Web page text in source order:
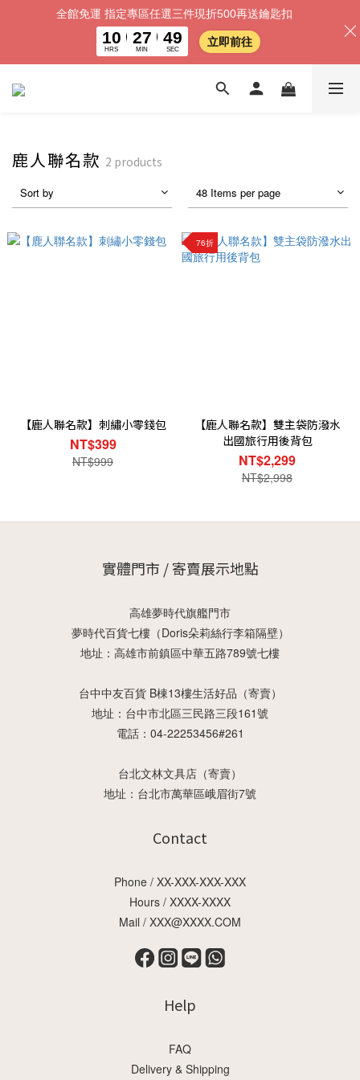
鹿人聯名款 2 products
Sort by 48 Items per page
【鹿人聯名款】刺繡小零錢包
NT$399
NT$999
76折
【鹿人聯名款】雙主袋防潑水
出國旅行用後背包
NT$2,299
NT$2,998
實體門市 / 寄賣展示地點
高雄夢時代旗艦門市
夢時代百貨七樓（Doris朵莉絲行李箱隔壁）
地址：高雄市前鎮區中華五路789號七樓
台中中友百貨 B棟13樓生活好品（寄賣）
地址：台中市北區三民路三段161號
電話：04-22253456#261
台北文林文具店（寄賣）
地址：台北市萬華區峨眉街7號
Contact
Phone / XX-XXX-XXX-XXX
Hours / XXXX-XXXX
Mail / XXX@XXXX.COM
Help
FAQ
Delivery & Shipping
全館免運 指定專區任選三件現折500再送鑰匙扣
10
HRS
27
MIN
49
SEC
立即前往